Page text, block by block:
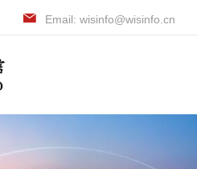
Email: wisinfo@wisinfo.cn